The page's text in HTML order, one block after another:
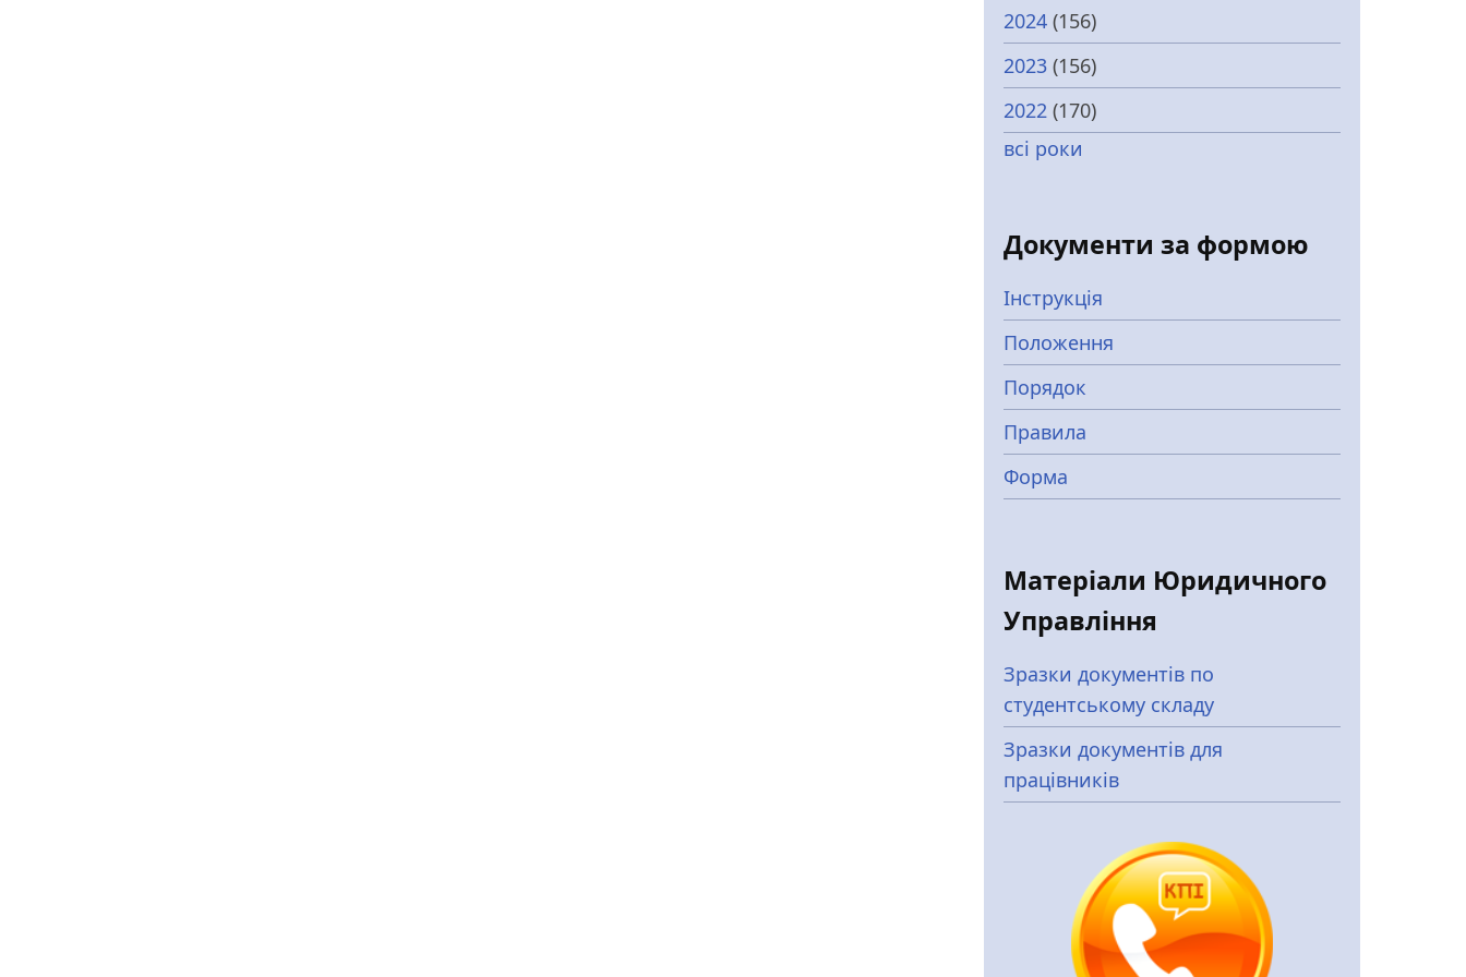
2024 (156)
2023 (156)
2022 (170)
всі роки
Документи за формою
Інструкція
Положення
Порядок
Правила
Форма
Матеріали Юридичного
Управління
Зразки документів по
студентському складу
Зразки документів для
працівників